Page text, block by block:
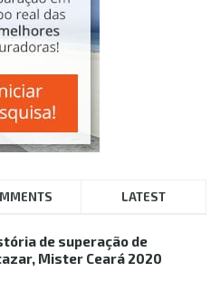
LATEST
de superação de
Mister Ceará 2020